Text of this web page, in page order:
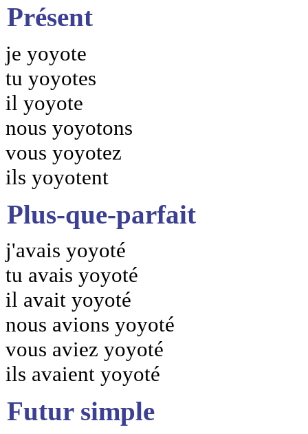
Présent
je yoyote
tu yoyotes
il yoyote
nous yoyotons
vous yoyotez
ils yoyotent
Plus-que-parfait
j'avais yoyoté
tu avais yoyoté
il avait yoyoté
nous avions yoyoté
vous aviez yoyoté
ils avaient yoyoté
Futur simple